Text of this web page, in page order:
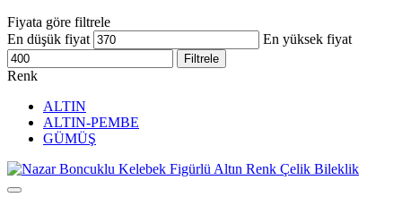
Fiyata göre filtrele
En düşük fiyat
En yüksek fiyat
Filtrele
Renk
ALTIN
ALTIN-PEMBE
GÜMÜŞ